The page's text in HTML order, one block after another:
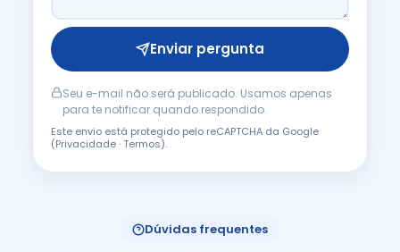
Enviar pergunta
Seu e-mail não será publicado. Usamos apenas
para te notificar quando respondido.
Este envio está protegido pelo reCAPTCHA da Google
(Privacidade·Termos).
Dúvidas frequentes